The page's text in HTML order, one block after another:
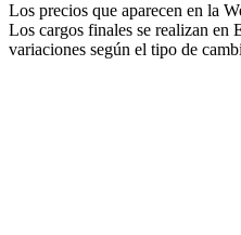
Los precios que aparecen en la
Los cargos finales se realizan en
variaciones según el tipo de